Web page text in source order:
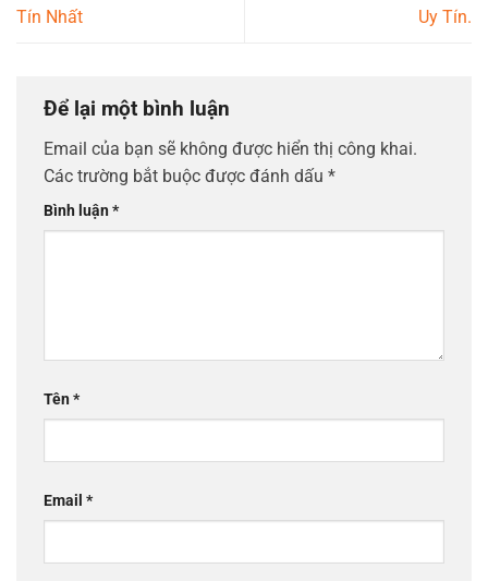
Tín Nhất
Uy Tín.
Để lại một bình luận
Email của bạn sẽ không được hiển thị công khai.
Các trường bắt buộc được đánh dấu *
Bình luận*
Tên*
Email *